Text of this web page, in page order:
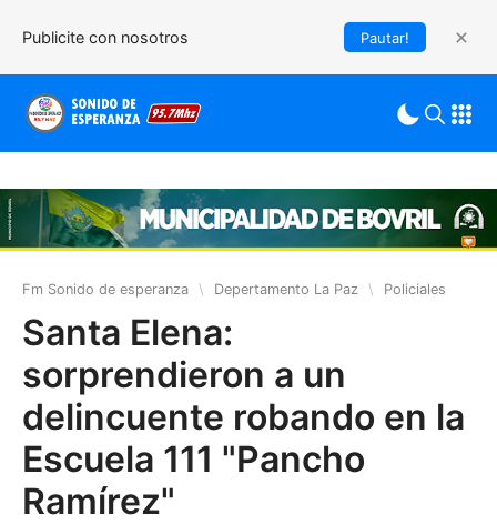
Publicite con nosotros Pautar!
Fm Sonido de esperanza \ Depertamento La Paz \ Policiales
Santa Elena:
sorprendieron a un
delincuente robando en la
Escuela 111 "Pancho
Ramírez"